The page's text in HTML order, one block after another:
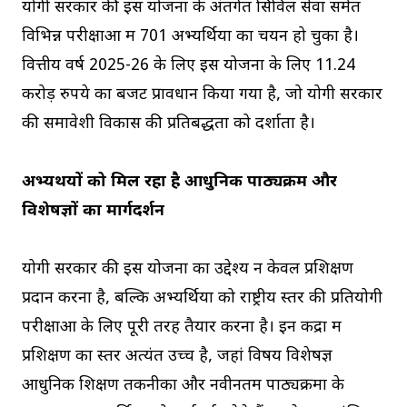
योगी सरकार की इस योजना के अंतर्गत सिविल सेवा समेत
विभिन्न परीक्षाओं में 701 अभ्यर्थियों का चयन हो चुका है।
वित्तीय वर्ष 2025-26 के लिए इस योजना के लिए 11.24
करोड़ रुपये का बजट प्रावधान किया गया है, जो योगी सरकार
की समावेशी विकास की प्रतिबद्धता को दर्शाता है।
अभ्यर्थियों को मिल रहा है आधुनिक पाठ्यक्रम और
विशेषज्ञों का मार्गदर्शन
योगी सरकार की इस योजना का उद्देश्य न केवल प्रशिक्षण
प्रदान करना है, बल्कि अभ्यर्थियों को राष्ट्रीय स्तर की प्रतियोगी
परीक्षाओं के लिए पूरी तरह तैयार करना है। इन केंद्रों में
प्रशिक्षण का स्तर अत्यंत उच्च है, जहां विषय विशेषज्ञ
आधुनिक शिक्षण तकनीकों और नवीनतम पाठ्यक्रमों के